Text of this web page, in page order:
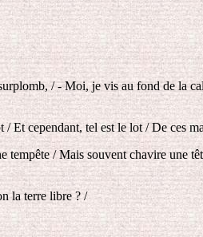
/ - Moi, je vis au fond de la
Et cependant, tel est le lot / De ces
/ Mais souvent chavire une
la terre libre ? /